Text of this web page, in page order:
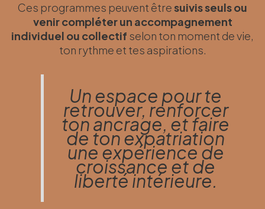
Ces programmes peuvent êtresuivis seuls ou
venir compléter un accompagnement
individuel ou collectif selon ton moment de vie,
ton rythme et tes aspirations.
Un espace pour te
retrouver, renforcer
ton ancrage, et faire
de ton expatriation
une expérience de
croissance et de
liberté intérieure.